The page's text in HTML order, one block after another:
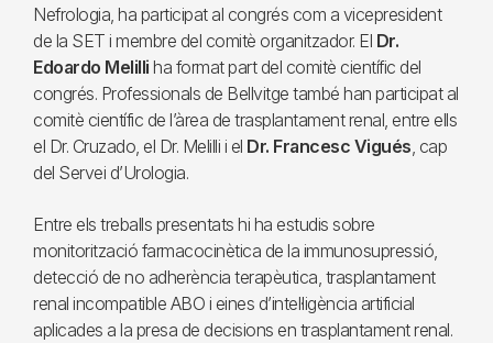
Nefrologia, ha participat al congrés com a vicepresident
de la SET i membre del comitè organitzador. El Dr.
Edoardo Melilli ha format part del comitè científic del
congrés. Professionals de Bellvitge també han participat al
comitè científic de l’àrea de trasplantament renal, entre ells
el Dr. Cruzado, el Dr. Melilli i el Dr. Francesc Vigués, cap
del Servei d’Urologia.
Entre els treballs presentats hi ha estudis sobre
monitorització farmacocinètica de la immunosupressió,
detecció de no adherència terapèutica, trasplantament
renal incompatible ABO i eines d’intel·ligència artificial
aplicades a la presa de decisions en trasplantament renal.